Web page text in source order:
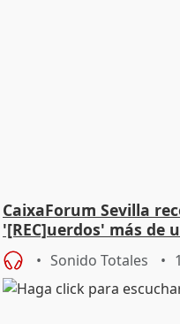
CaixaForum Sevilla
'[REC]uerdos' más de
Sonido Totales